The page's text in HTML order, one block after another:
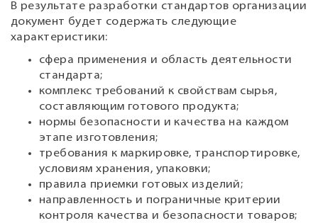
В результате разработки стандартов организации
документ будет содержать следующие
характеристики:
сфера применения и область деятельности
стандарта;
комплекс требований к свойствам сырья,
составляющим готового продукта;
нормы безопасности и качества на каждом
этапе изготовления;
требования к маркировке, транспортировке,
условиям хранения, упаковки;
правила приемки готовых изделий;
направленность и пограничные критерии
контроля качества и безопасности товаров;